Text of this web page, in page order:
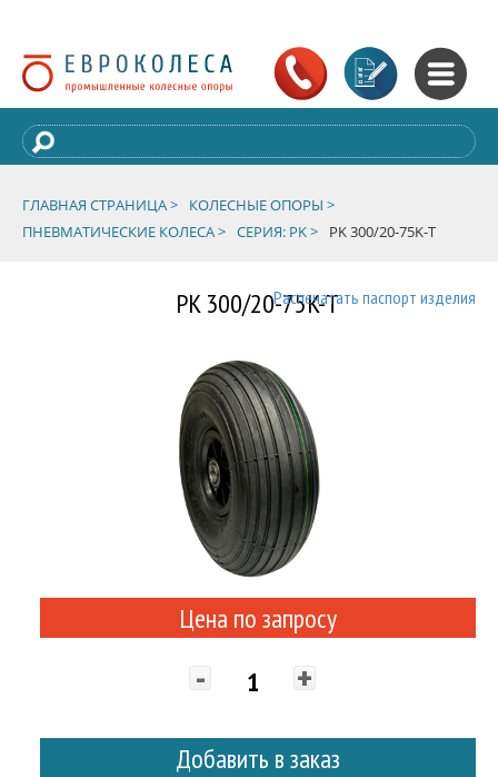
ГЛАВНАЯ СТРАНИЦА >
КОЛЕСНЫЕ ОПОРЫ >
ПНЕВМАТИЧЕСКИЕ КОЛЕСА > СЕРИЯ: PK > PK 300/20-75K-T
PK 300/20-75K-TРаспечатать паспорт изделия
Цена по запросу
- +
Добавить в заказ